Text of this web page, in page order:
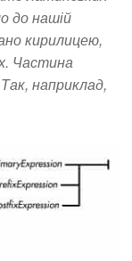
до нашій
кирилицею,
Частина
наприклад,